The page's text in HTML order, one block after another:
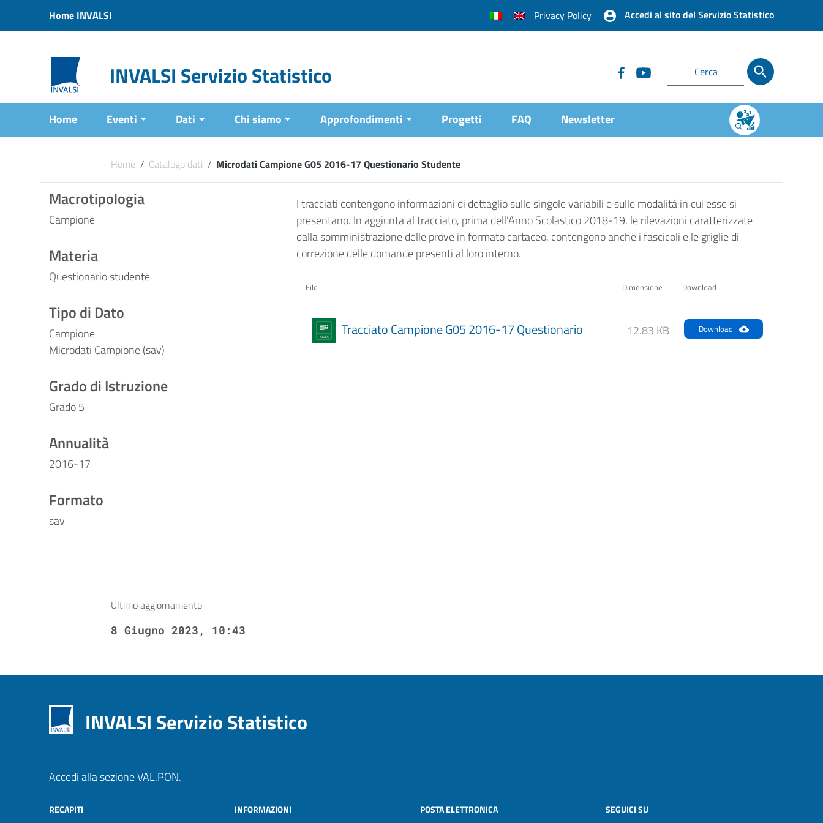
Vai al menu di navigazione
Home INVALSI Privacy Policy Accedi al sito del Servizio Statistico
INVALSI Servizio Statistico
Home Eventi Dati Chi siamo Approfondimenti Progetti FAQ Newsletter
Home / Catalogo dati / Microdati Campione G05 2016-17 Questionario Studente
Macrotipologia
Campione
Materia
Questionario studente
Tipo di Dato
Campione
Microdati Campione (sav)
Grado di Istruzione
Grado 5
Annualità
2016-17
Formato
sav
I tracciati contengono informazioni di dettaglio sulle singole variabili e sulle modalità in cui esse si
presentano. In aggiunta al tracciato, prima dell’Anno Scolastico 2018-19, le rilevazioni caratterizzate
dalla somministrazione delle prove in formato cartaceo, contengono anche i fascicoli e le griglie di
correzione delle domande presenti al loro interno.
File Dimensione Download
Tracciato Campione G05 2016-17 Questionario 12.83 KB Download
Ultimo aggiornamento
8 Giugno 2023, 10:43
INVALSI Servizio Statistico
Accedi alla sezione VAL.PON.
RECAPITI INFORMAZIONI POSTA ELETTRONICA SEGUICI SU